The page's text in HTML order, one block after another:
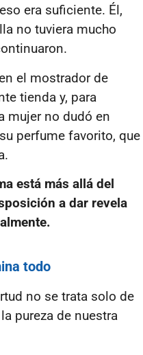
era suficiente. Él,
no tuviera mucho
el mostrador de
tienda y, para
mujer no dudó en
perfume favorito, que
está más allá del
a dar revela
todo
no se trata solo de
pureza de nuestra